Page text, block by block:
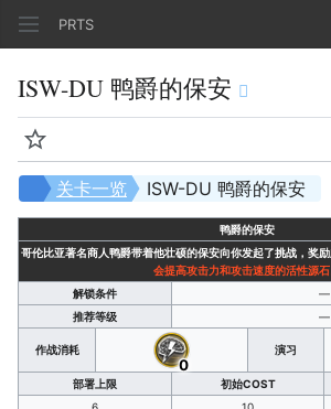
PRTS
ISW-DU 鸭爵的保安
监视
ISW-DU 鸭爵的保安
关卡一览
鸭爵的保安
哥伦比亚著名商人鸭爵带着他壮硕的保安向你发起了挑战，奖励
会提高攻击力和攻击速度的活性源石
解锁条件
—
推荐等级
—
作战消耗
0
演习
部署上限 初始COST